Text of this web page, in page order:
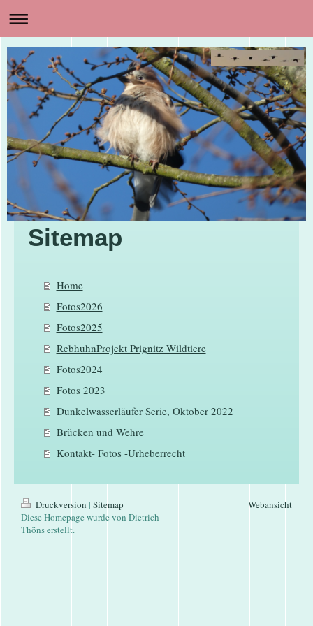
Sitemap
Home
Fotos2026
Fotos2025
RebhuhnProjekt Prignitz Wildtiere
Fotos2024
Fotos 2023
Dunkelwasserläufer Serie, Oktober 2022
Brücken und Wehre
Kontakt- Fotos -Urheberrecht
Druckversion | Sitemap
Diese Homepage wurde von Dietrich
Thöns erstellt.
Webansicht